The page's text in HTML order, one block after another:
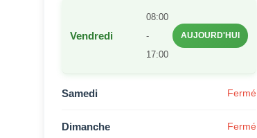
Vendredi
08:00
-
17:00
AUJOURD'HUI
Samedi Fermé
Dimanche Fermé